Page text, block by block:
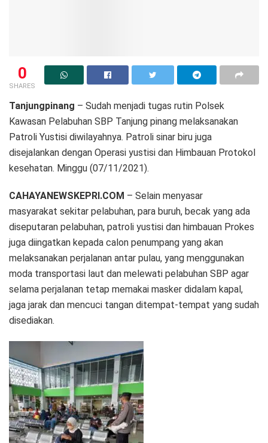
0
SHARES
Tanjungpinang – Sudah menjadi tugas rutin Polsek
Kawasan Pelabuhan SBP Tanjung pinang melaksanakan
Patroli Yustisi diwilayahnya. Patroli sinar biru juga
disejalankan dengan Operasi yustisi dan Himbauan Protokol
kesehatan. Minggu (07/11/2021).
CAHAYANEWSKEPRI.COM – Selain menyasar
masyarakat sekitar pelabuhan, para buruh, becak yang ada
diseputaran pelabuhan, patroli yustisi dan himbauan Prokes
juga diingatkan kepada calon penumpang yang akan
melaksanakan perjalanan antar pulau, yang menggunakan
moda transportasi laut dan melewati pelabuhan SBP agar
selama perjalanan tetap memakai masker didalam kapal,
jaga jarak dan mencuci tangan ditempat-tempat yang sudah
disediakan.